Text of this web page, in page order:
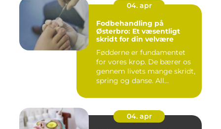
04. apr
Fodbehandling på
Østerbro: Et væsentligt
skridt for din velvære
Fødderne er fundamentet
for vores krop. De bærer os
gennem livets mange skridt,
spring og danse. All...
04. apr